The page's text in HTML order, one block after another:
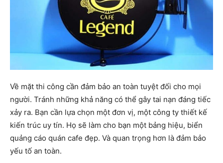
Về mặt thi công cần đảm bảo an toàn tuyệt đối cho mọi
người. Tránh những khả năng có thể gây tai nạn đáng tiếc
xảy ra. Bạn cần lựa chọn một đơn vị, một công ty thiết kế
kiến ​​trúc uy tín. Họ sẽ làm cho bạn một bảng hiệu, biển
quảng cáo quán cafe đẹp. Và quan trọng hơn là đảm bảo
yếu tố an toàn.